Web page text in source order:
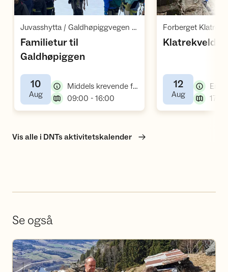
Åpne aktivitet
Juvasshytta / Galdhøpiggvegen 1492 / Bøverdalen
,
Familietur til
Galdhøpiggen,
10
Aug,
Middels krevende fellestur, fottur, bretur, topptur
09:00 - 16:00
Forberget
Klatrekveld i
12
Aug,
17:30
Vis alle i DNTs aktivitetskalender
Se også
Bli frivillig